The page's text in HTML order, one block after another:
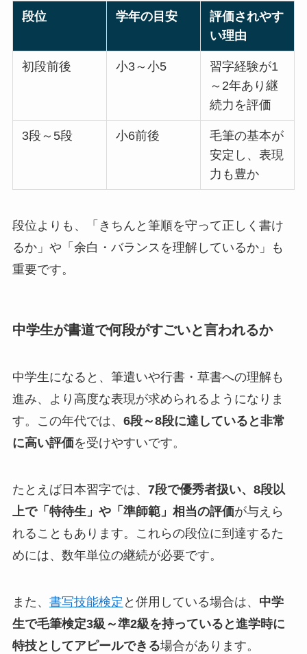
段位 学年の目安
評価されやす
い理由
初段前後 小3～小5
習字経験が1
～2年あり継
続力を評価
3段～5段 小6前後
毛筆の基本が
安定し、表現
力も豊か
段位よりも、「きちんと筆順を守って正しく書け
るか」や「余白・バランスを理解しているか」も
重要です。
中学生が書道で何段がすごいと言われるか
中学生になると、筆遣いや行書・草書への理解も
進み、より高度な表現が求められるようになりま
す。この年代では、 6段～8段に達していると非常
に高い評価を受けやすいです。
たとえば日本習字では、 7段で優秀者扱い、8段以
上で「特待生」や「準師範」相当の評価が与えら
れることもあります。これらの段位に到達するた
めには、数年単位の継続が必要です。
また、 書写技能検定 と併用している場合は、 中学
生で毛筆検定3級～準2級を持っていると進学時に
特技としてアピールできる場合があります。